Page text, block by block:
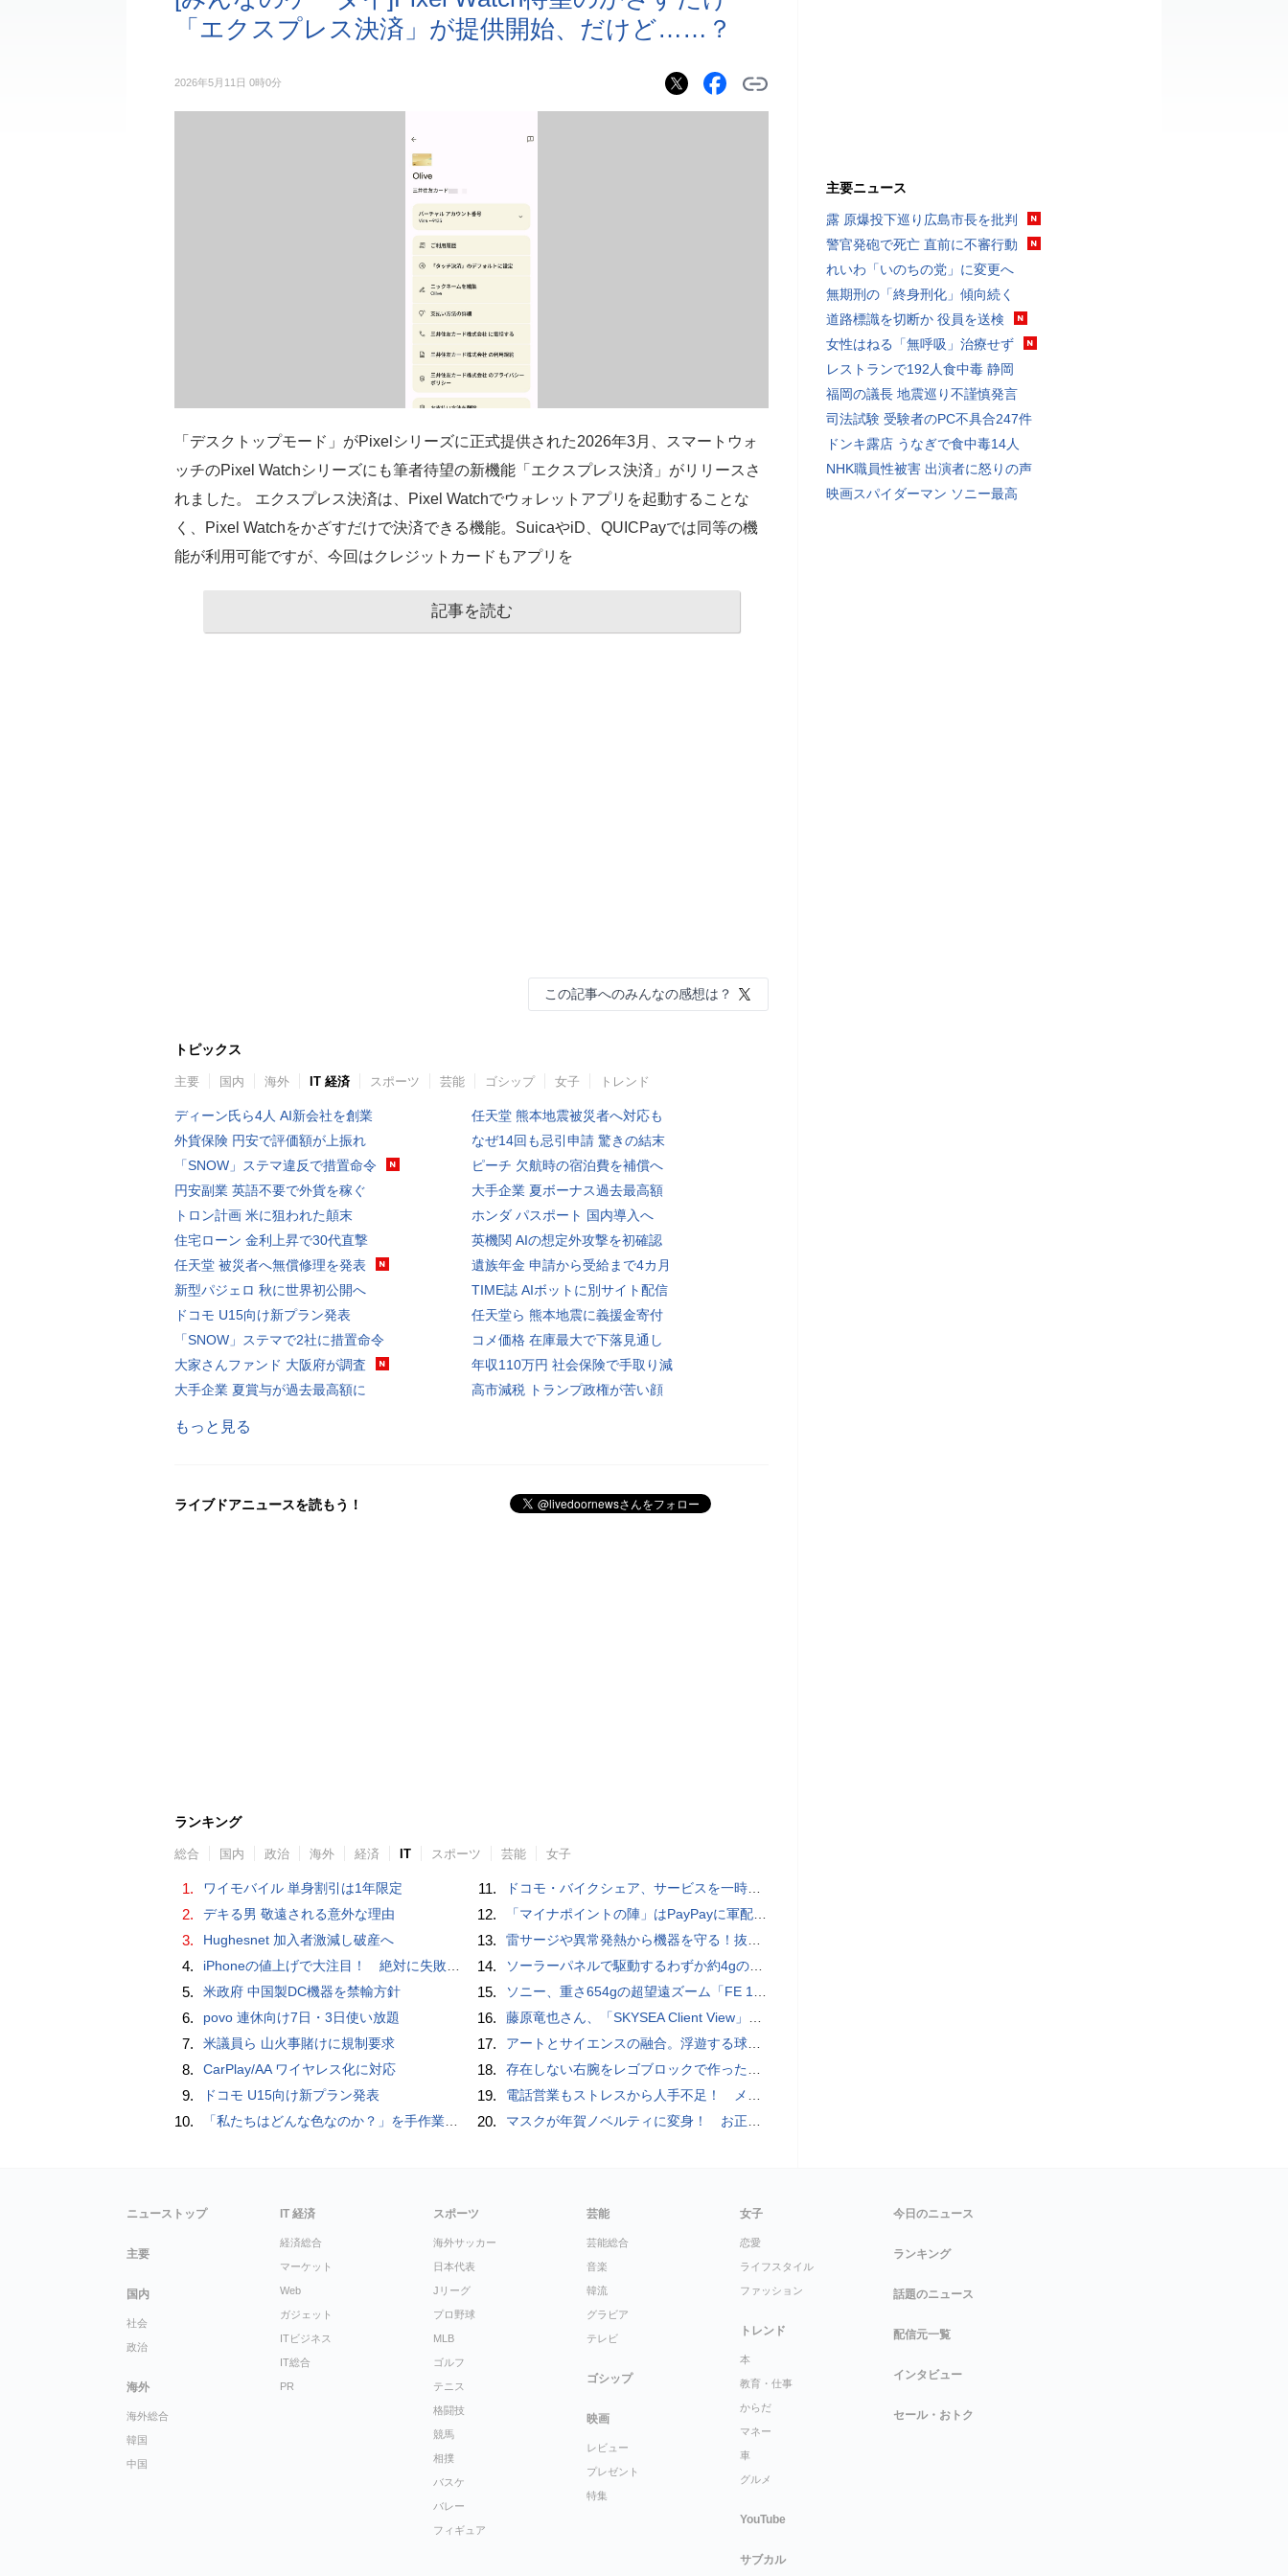
「エクスプレス決済」が提供開始、だけど……？
2026年5月11日 0時0分
「デスクトップモード」がPixelシリーズに正式提供された2026年3月、スマートウォ
ッチのPixel Watchシリーズにも筆者待望の新機能「エクスプレス決済」がリリースさ
れました。 エクスプレス決済は、Pixel Watchでウォレットアプリを起動することな
く、Pixel Watchをかざすだけで決済できる機能。SuicaやiD、QUICPayでは同等の機
能が利用可能ですが、今回はクレジットカードもアプリを
記事を読む
この記事へのみんなの感想は？
トピックス
主要 国内 海外 IT 経済 スポーツ 芸能 ゴシップ 女子 トレンド
ディーン氏ら4人 AI新会社を創業
外貨保険 円安で評価額が上振れ
「SNOW」ステマ違反で措置命令
円安副業 英語不要で外貨を稼ぐ
トロン計画 米に狙われた顛末
住宅ローン 金利上昇で30代直撃
任天堂 被災者へ無償修理を発表
新型パジェロ 秋に世界初公開へ
ドコモ U15向け新プラン発表
「SNOW」ステマで2社に措置命令
大家さんファンド 大阪府が調査
大手企業 夏賞与が過去最高額に
任天堂 熊本地震被災者へ対応も
なぜ14回も忌引申請 驚きの結末
ピーチ 欠航時の宿泊費を補償へ
大手企業 夏ボーナス過去最高額
ホンダ パスポート 国内導入へ
英機関 AIの想定外攻撃を初確認
遺族年金 申請から受給まで4カ月
TIME誌 AIボットに別サイト配信
任天堂ら 熊本地震に義援金寄付
コメ価格 在庫最大で下落見通し
年収110万円 社会保険で手取り減
高市減税 トランプ政権が苦い顔
もっと見る
ライブドアニュースを読もう！
ランキング
総合 国内 政治 海外 経済 IT スポーツ 芸能 女子
1. ワイモバイル 単身割引は1年限定
2. デキる男 敬遠される意外な理由
3. Hughesnet 加入者激減し破産へ
4. iPhoneの値上げで大注目！ 絶対に失敗しない「中古スマホ」の売り方＆買い方
5. 米政府 中国製DC機器を禁輸方針
6. povo 連休向け7日・3日使い放題
7. 米議員ら 山火事賭けに規制要求
8. CarPlay/AA ワイヤレス化に対応
9. ドコモ U15向け新プラン発表
10. 「私たちはどんな色なのか？」を手作業でデータ分析して人間の肌の色を表現する新しい色空間を構築した「Inclusive Color Space」
11. ドコモ・バイクシェア、サービスを一時停止 不具合の復旧が見通せないため
12. 「マイナポイントの陣」はPayPayに軍配！ 燻製できちゃう鍋、グラスドームクッカー
13. 雷サージや異常発熱から機器を守る！抜け止め仕様の3P-2P変換アダプタ
14. ソーラーパネルで駆動するわずか約4gの超軽量ドローン「CoulombFly」
15. ソニー、重さ654gの超望遠ズーム「FE 100-400mm F5.6-8 OSS」 実売14万円前後
16. 藤原竜也さん、「SKYSEA Client View」新CMで「AI労務改善」をアピール 働き方をAIが分析したら「すぐに休んで」と言われる？
17. アートとサイエンスの融合。浮遊する球体インテリア「Buda Ball(ブダボール)」
18. 存在しない右腕をレゴブロックで作った少年ビルダーが登場
19. 電話営業もストレスから人手不足！ メンタルに心配ない会話AI 「Sakura TALK」が営業電話をかける時代がくる
20. マスクが年賀ノベルティに変身！ お正月特別パッケージの注文受付開始
主要ニュース
露 原爆投下巡り広島市長を批判
警官発砲で死亡 直前に不審行動
れいわ「いのちの党」に変更へ
無期刑の「終身刑化」傾向続く
道路標識を切断か 役員を送検
女性はねる「無呼吸」治療せず
レストランで192人食中毒 静岡
福岡の議長 地震巡り不謹慎発言
司法試験 受験者のPC不具合247件
ドンキ露店 うなぎで食中毒14人
NHK職員性被害 出演者に怒りの声
映画スパイダーマン ソニー最高
ニューストップ
主要
国内
社会
政治
海外
海外総合
韓国
中国
IT 経済
経済総合
マーケット
Web
ガジェット
ITビジネス
IT総合
PR
スポーツ
海外サッカー
日本代表
Jリーグ
プロ野球
MLB
ゴルフ
テニス
格闘技
競馬
相撲
バスケ
バレー
フィギュア
芸能
芸能総合
音楽
韓流
グラビア
テレビ
ゴシップ
映画
レビュー
プレゼント
特集
女子
恋愛
ライフスタイル
ファッション
トレンド
本
教育・仕事
からだ
マネー
車
グルメ
YouTube
サブカル
今日のニュース
ランキング
話題のニュース
配信元一覧
インタビュー
セール・おトク